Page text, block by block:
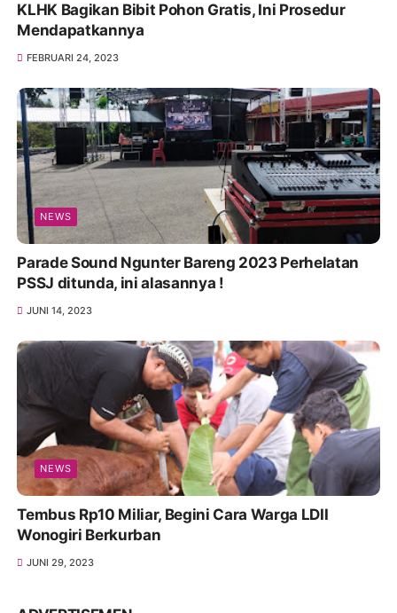
KLHK Bagikan Bibit Pohon Gratis, Ini Prosedur
Mendapatkannya
FEBRUARI 24, 2023
NEWS
Parade Sound Ngunter Bareng 2023 Perhelatan
PSSJ ditunda, ini alasannya !
JUNI 14, 2023
NEWS
Tembus Rp10 Miliar, Begini Cara Warga LDII
Wonogiri Berkurban
JUNI 29, 2023